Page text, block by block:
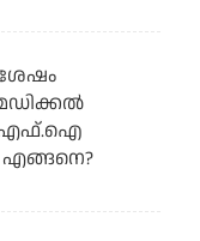
എങ്ങനെ?